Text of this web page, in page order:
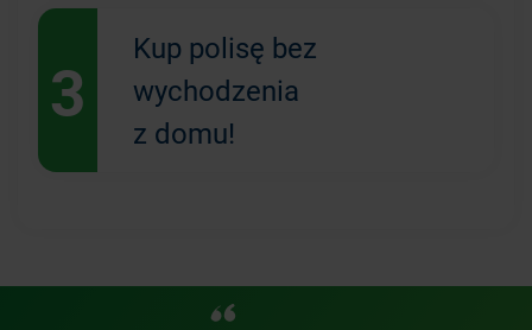
3
Kup polisę bez
wychodzenia
z domu!